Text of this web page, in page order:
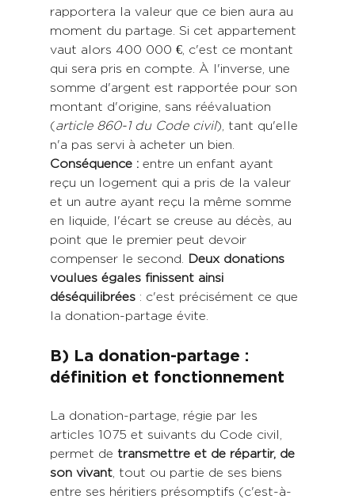
rapportera la valeur que ce bien aura au
moment du partage. Si cet appartement
vaut alors 400 000 €, c'est ce montant
qui sera pris en compte. À l'inverse, une
somme d'argent est rapportée pour son
montant d'origine, sans réévaluation
(article 860-1 du Code civil), tant qu'elle
n'a pas servi à acheter un bien.
Conséquence : entre un enfant ayant
reçu un logement qui a pris de la valeur
et un autre ayant reçu la même somme
en liquide, l'écart se creuse au décès, au
point que le premier peut devoir
compenser le second.
Deux donations
voulues égales finissent ainsi
déséquilibrées : c'est précisément ce que
la donation-partage évite.
B) La donation-partage :
définition et fonctionnement
La donation-partage, régie par les
articles 1075 et suivants du Code civil,
permet de transmettre et de répartir, de
son vivant, tout ou partie de ses biens
entre ses héritiers présomptifs (c'est-à-